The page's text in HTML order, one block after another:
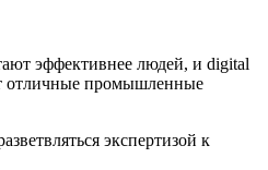
эффективнее людей, и digital
отличные промышленные
экспертизой к